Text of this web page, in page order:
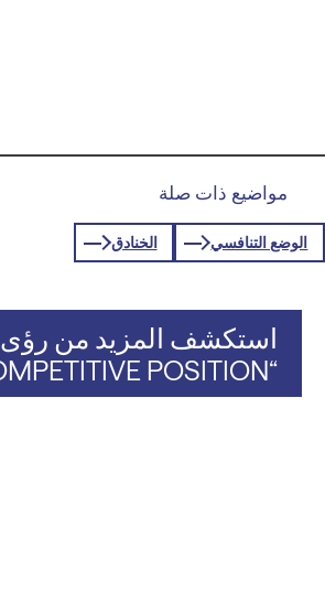
مواضيع ذات صلة
الوضع التنافسي الخنادق
استكشف المزيد من رؤى
“COMPETITIVE POSITION”